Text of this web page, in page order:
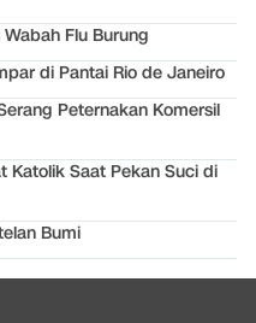
Flu Burung
di Pantai Rio de Janeiro
Peternakan Komersil
Katolik Saat Pekan Suci di
Bumi